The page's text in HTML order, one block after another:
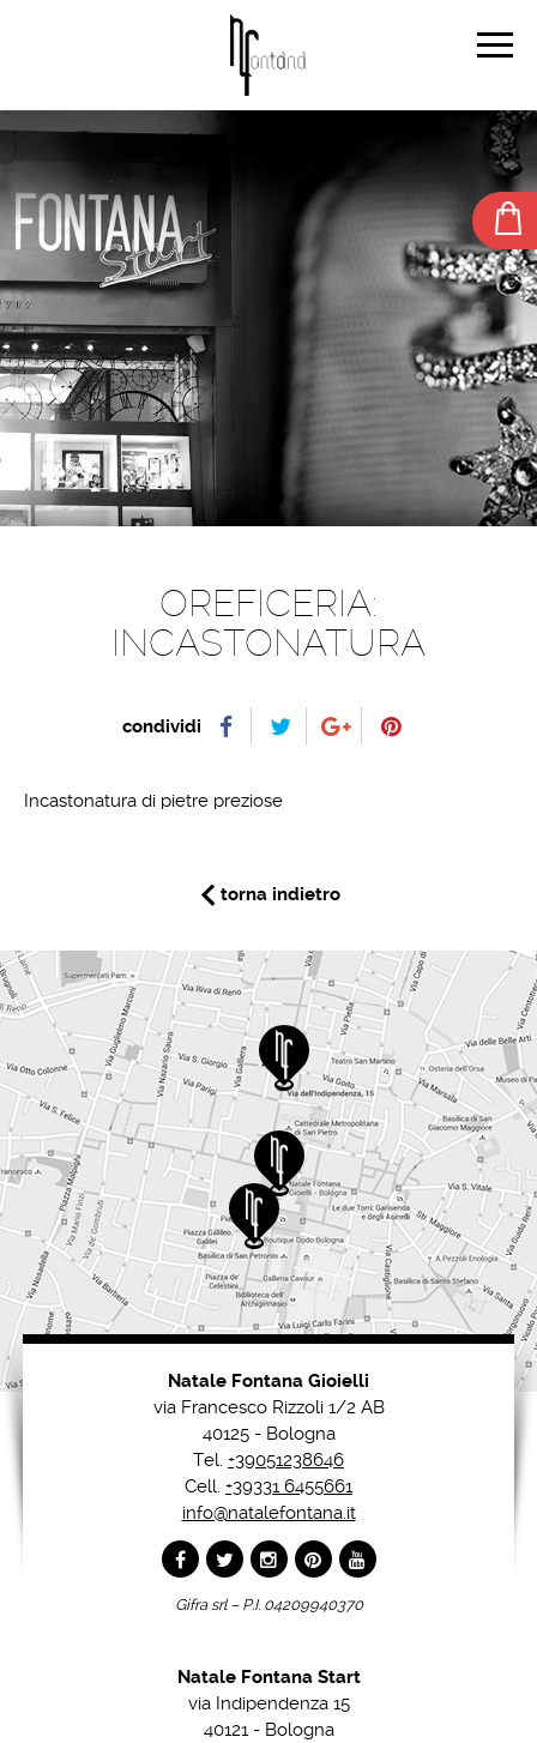
OREFICERIA:
INCASTONATURA
condividi
Incastonatura di pietre preziose
torna indietro
Natale Fontana Gioielli
via Francesco Rizzoli 1/2 AB
40125 - Bologna
Tel. +39051238646
Cell. +39331 6455661
info@natalefontana.it
Gifra srl – P.I. 04209940370
Natale Fontana Start
via Indipendenza 15
40121 - Bologna